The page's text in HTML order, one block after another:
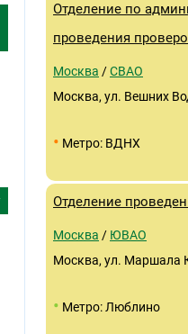
Отделение по
проведения
Москва /СВАО
Москва, ул. Вешних
• Метро: ВДНХ
Отделение
Москва / ЮВАО
Москва, ул. Маршала
• Метро: Люблино